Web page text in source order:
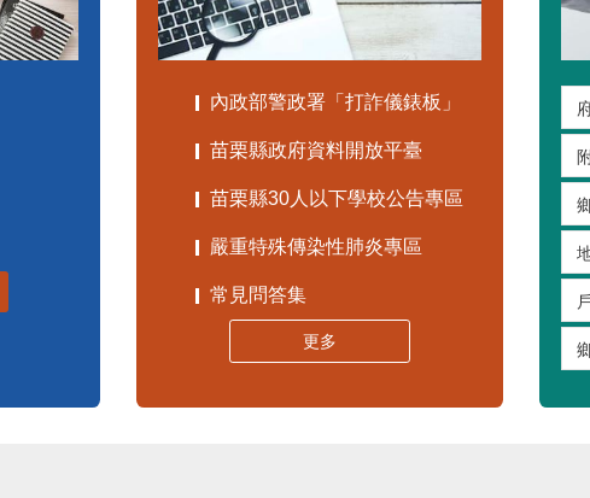
內政部警政署「打詐儀錶板」
苗栗縣政府資料開放平臺
苗栗縣30人以下學校公告專區
嚴重特殊傳染性肺炎專區
常見問答集
更多